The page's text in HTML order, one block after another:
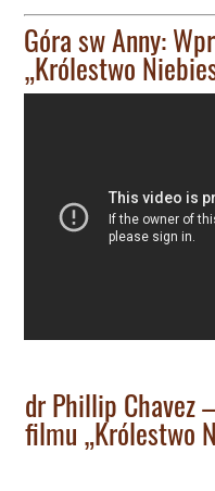
Góra sw Anny:
„Królestwo
dr Phillip Chavez
filmu „Królestwo